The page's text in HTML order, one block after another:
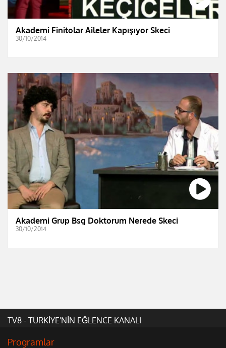
Akademi Finitolar Aileler Kapışıyor Skeci
30/10/2014
Akademi Grup Bsg Doktorum Nerede Skeci
30/10/2014
TV8 - TÜRKİYE'NİN EĞLENCE KANALI
Programlar